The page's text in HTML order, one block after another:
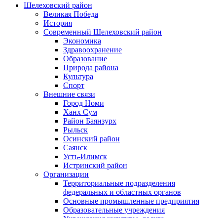
Шелеховский район
Великая Победа
История
Современный Шелеховский район
Экономика
Здравоохранение
Образование
Природа района
Культура
Спорт
Внешние связи
Город Номи
Ханх Сум
Район Баянзурх
Рыльск
Осинский район
Саянск
Усть-Илимск
Истринский район
Организации
Территориальные подразделения
федеральных и областных органов
Основные промышленные предприятия
Образовательные учреждения